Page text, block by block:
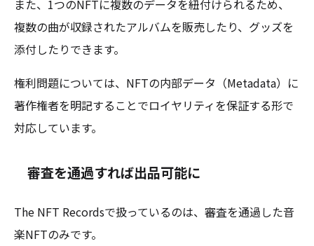
また、1つのNFTに複数のデータを紐付けられるため、
複数の曲が収録されたアルバムを販売したり、グッズを
添付したりできます。
権利問題については、NFTの内部データ（Metadata）に
著作権者を明記することでロイヤリティを保証する形で
対応しています。
審査を通過すれば出品可能に
The NFT Recordsで扱っているのは、審査を通過した音
楽NFTのみです。